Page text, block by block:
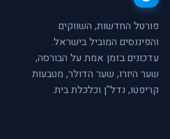
פורטל החדשות, השווקים
והפיננסים המוביל בישראל.
עדכונים בזמן אמת על הבורסה,
שער היורו, שער הדולר, מטבעות
קריפטו, נדל"ן וכלכלת בית.